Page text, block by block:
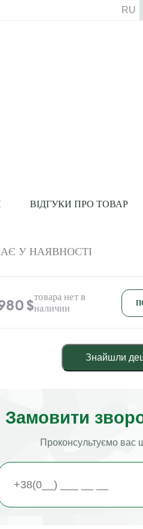
RU
ВІДГУКИ ПРО ТОВАР
У НАЯВНОСТІ
$
Знайшли
Замовити
Проконсультуємо вас